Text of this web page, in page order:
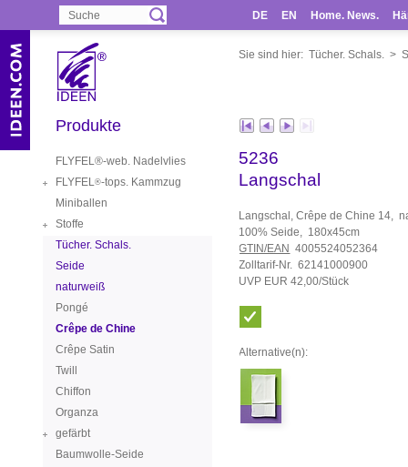
DE EN Home. News.
Sie sind hier: Tücher. Schals. >
Produkte
FLYFEL®-web. Nadelvlies
FLYFEL®-tops. Kammzug
Miniballen
Stoffe
Tücher. Schals.
Seide
naturweiß
Pongé
Crêpe de Chine
Crêpe Satin
Twill
Chiffon
Organza
gefärbt
Baumwolle-Seide
5236
Langschal
Langschal, Crêpe de Chine 14,
100% Seide, 180x45cm
GTIN/EAN 4005524052364
Zolltarif-Nr. 62141000900
UVP EUR 42,00/Stück
Alternative(n):